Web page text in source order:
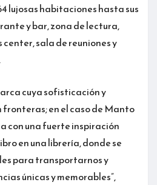
lujosas habitaciones hasta sus
y bar, zona de lectura,
sala de reuniones y
cuya sofisticación y
en el caso de Manto
con una fuerte inspiración
en una librería, donde se
para transportarnos y
únicas y memorables”,